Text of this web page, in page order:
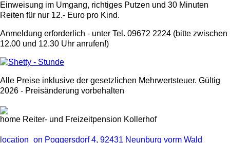
Einweisung im Umgang, richtiges Putzen und 30 Minuten
Reiten für nur 12.- Euro pro Kind.
Anmeldung erforderlich - unter Tel. 09672 2224 (bitte zwischen
12.00 und 12.30 Uhr anrufen!)
Alle Preise inklusive der gesetzlichen Mehrwertsteuer. Gültig
2026 - Preisänderung vorbehalten
home Reiter- und Freizeitpension Kollerhof
location_on Poggersdorf 4, 92431 Neunburg vorm Wald